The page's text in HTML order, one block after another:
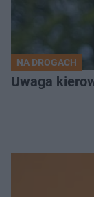
NA DROGACH
Uwaga